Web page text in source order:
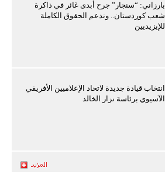
بارزاني: “سنجار” جرح أبدى غائر في ذاكرة
شعب كوردستان.. وندعم الحقوق الكاملة
للإيزيديين
انتخاب قيادة جديدة لاتحاد الإعلاميين الأفريقي
الآسيوي برئاسة نزار الخالد